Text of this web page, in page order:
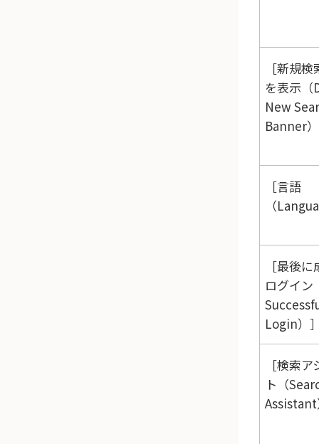
新規検
を表示（
New
Banner）
言語
（
最後に
ログイン
Login）
検索ア
ト（